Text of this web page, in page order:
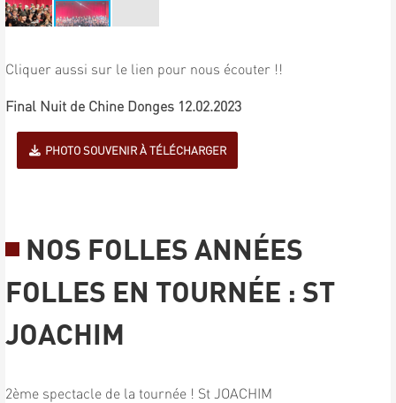
Cliquer aussi sur le lien pour nous écouter !!
Final Nuit de Chine Donges 12.02.2023
PHOTO SOUVENIR À TÉLÉCHARGER
NOS FOLLES ANNÉES
FOLLES EN TOURNÉE : ST
JOACHIM
2ème spectacle de la tournée ! St JOACHIM